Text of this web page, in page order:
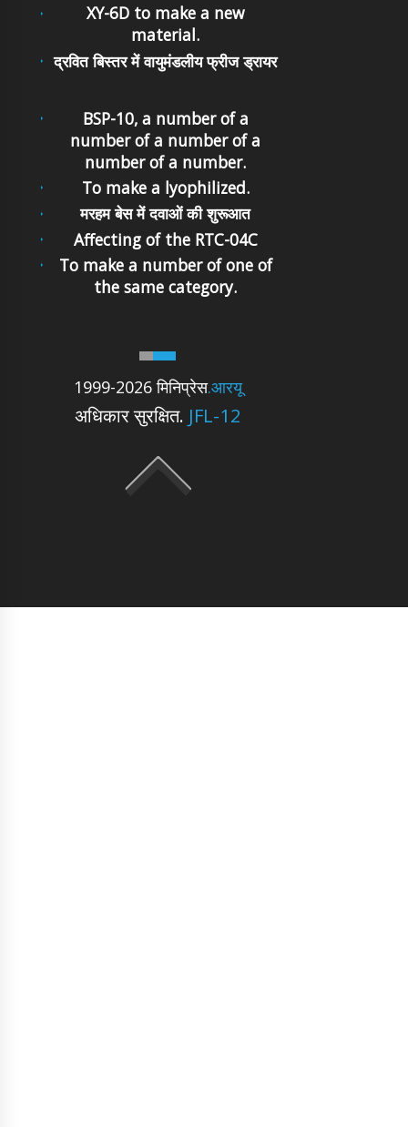
XY-6D to make a new
material.
द्रवित बिस्तर में वायुमंडलीय फ्रीज ड्रायर
1999-2026 मिनिप्रेस.आरयू
अधिकार सुरक्षित. JFL-12
BSP-10, a number of a
number of a number of a
number of a number.
To make a lyophilized.
मरहम बेस में दवाओं की शुरूआत
Affecting of the RTC-04C
To make a number of one of
the same category.